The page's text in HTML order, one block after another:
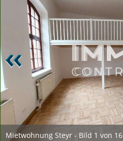
Mietwohnung Steyr - Bild 1 von 16